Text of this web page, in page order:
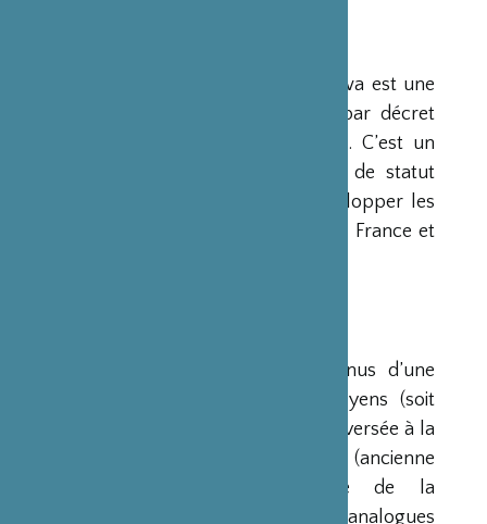
La Fondation Franco-Japonaise Sasakawa est une
fondation reconnue d’utilité publique par décret
du Premier Ministre du 23 mars 1990. C’est un
organisme privé, sans but lucratif et de statut
français, qui a pour mission de « développer les
relations culturelles et d’amitié entre la France et
Ses ressources proviennent des revenus d’une
dotation initiale de trois milliards de yens (soit
environ 20 millions d’euros à l’époque) versée à la
France par la Fondation Nippon (ancienne
Fondation de l’Industrie Japonaise de la
Construction Navale). Des institutions analogues